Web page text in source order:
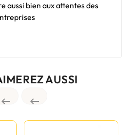
aussi bien aux attentes des
AUSSI
 